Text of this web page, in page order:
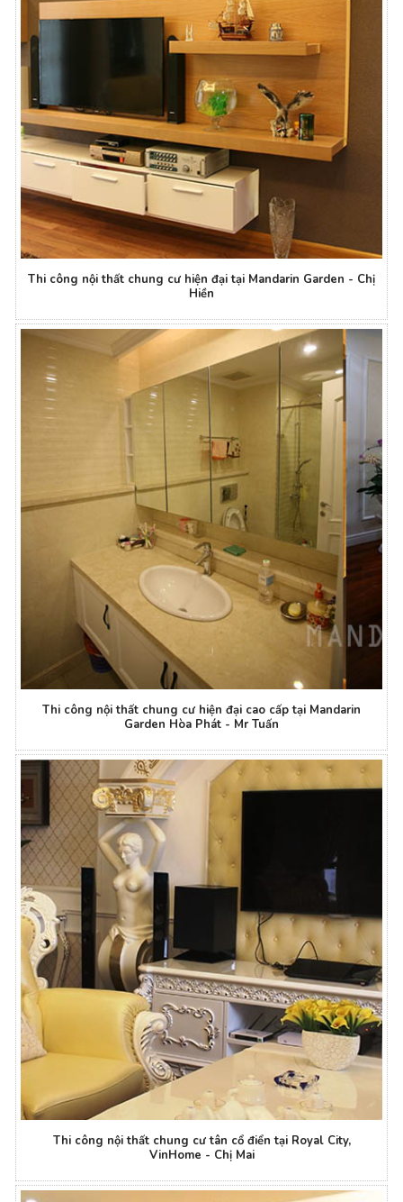
Thi công nội thất chung cư hiện đại tại Mandarin Garden - Chị
Hiền
Thi công nội thất chung cư hiện đại cao cấp tại Mandarin
Garden Hòa Phát - Mr Tuấn
Thi công nội thất chung cư tân cổ điển tại Royal City,
VinHome - Chị Mai